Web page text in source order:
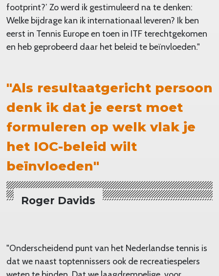
footprint?’ Zo werd ik gestimuleerd na te denken:
Welke bijdrage kan ik internationaal leveren? Ik ben
eerst in Tennis Europe en toen in ITF terechtgekomen
en heb geprobeerd daar het beleid te beïnvloeden."
"Als resultaatgericht persoon
denk ik dat je eerst moet
formuleren op welk vlak je
het IOC-beleid wilt
beïnvloeden"
Roger Davids
"Onderscheidend punt van het Nederlandse tennis is
dat we naast toptennissers ook de recreatiespelers